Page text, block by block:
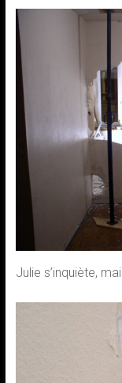
Julie s’inquiète,